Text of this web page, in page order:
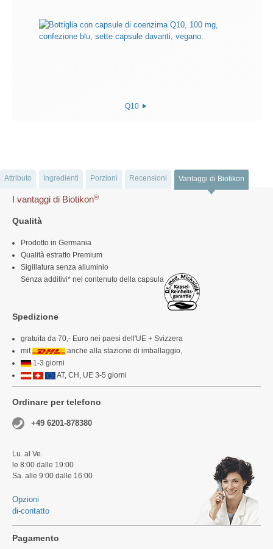
Q10
Attributo Ingredienti Porzioni Recensioni Vantaggi di Biotikon
I vantaggi di Biotikon®
Qualità
Prodotto in Germania
Qualità estratto Premium
Sigillatura senza alluminio
Senza additivi* nel contenuto della capsula
Spedizione
gratuita da 70,- Euro nei paesi dell'UE + Svizzera
mit
anche alla stazione di imballaggio,
1-3 giorni
AT, CH, UE 3-5 giorni
Ordinare per telefono
+49 6201-878380
Lu. al Ve.
le 8:00 dalle 19:00
Sa. alle 9:00 dalle 16:00
Opzioni
di-contatto
Pagamento